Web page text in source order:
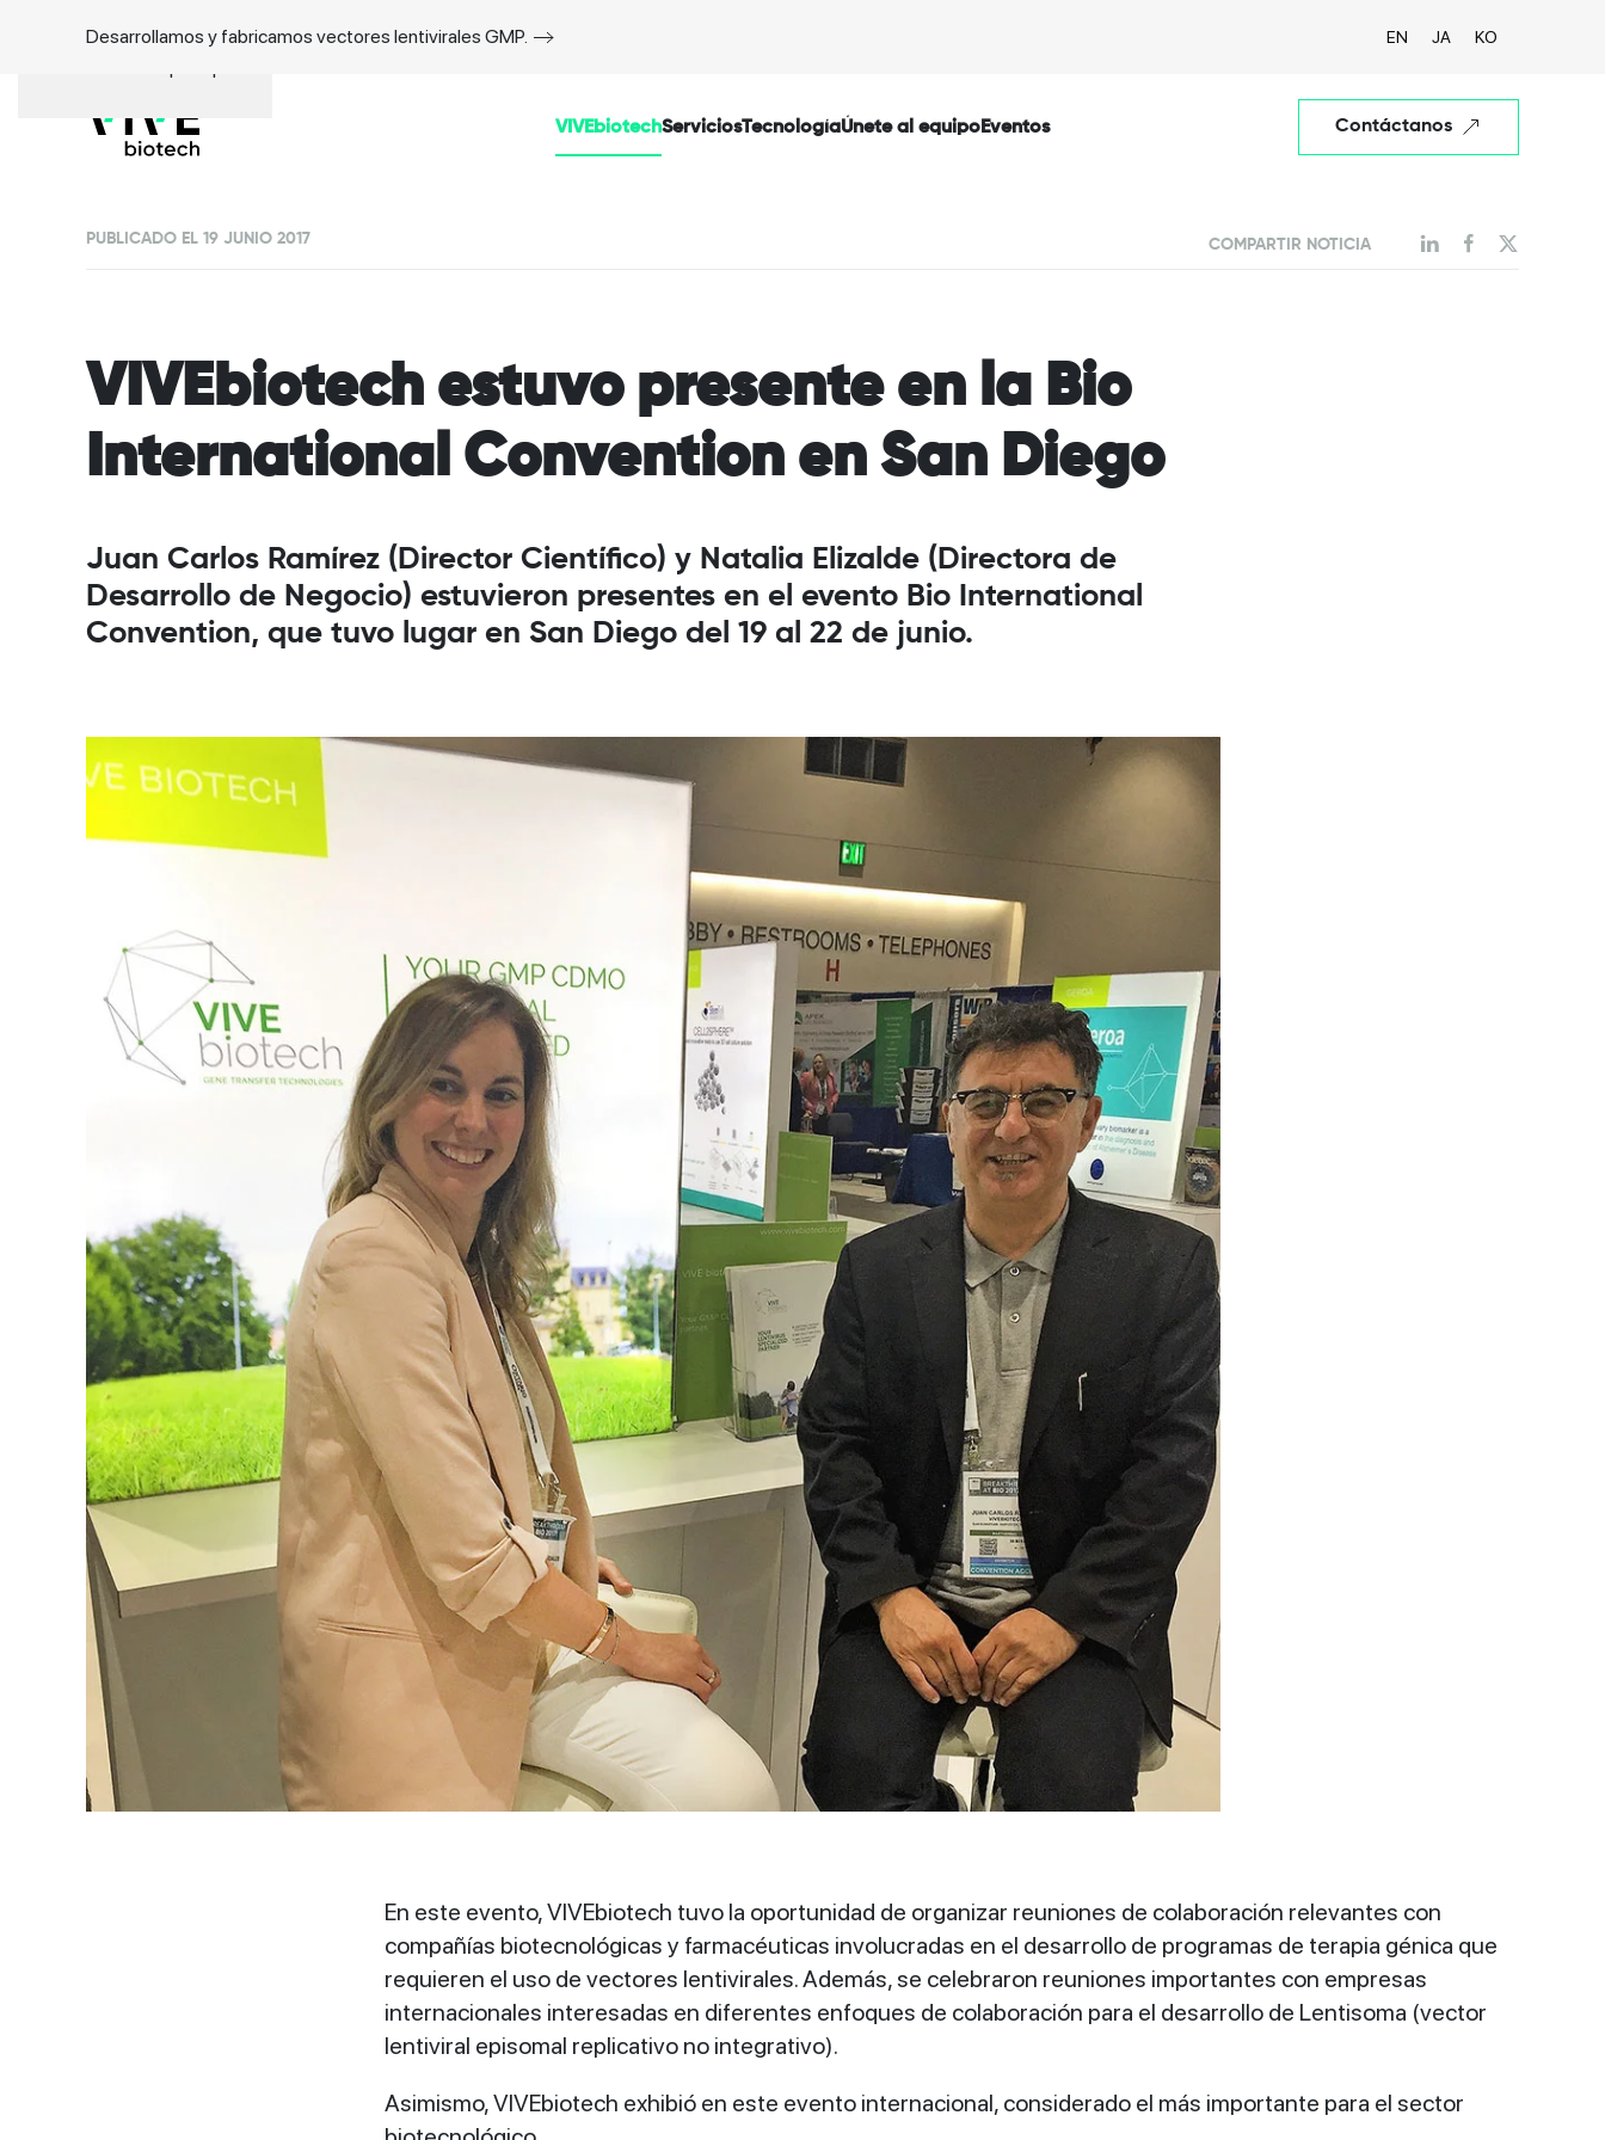
Desarrollamos y fabricamos vectores lentivirales GMP. EN JA KO
VIVEbiotechServiciosTecnologíaÚnete al equipo Eventos Contáctanos
PUBLICADO EL 19 JUNIO 2017 COMPARTIR NOTICIA
VIVEbiotech estuvo presente en la Bio
International Convention en San Diego
Juan Carlos Ramírez (Director Científico) y Natalia Elizalde (Directora de
Desarrollo de Negocio) estuvieron presentes en el evento Bio International
Convention, que tuvo lugar en San Diego del 19 al 22 de junio.
En este evento, VIVEbiotech tuvo la oportunidad de organizar reuniones de colaboración relevantes con
compañías biotecnológicas y farmacéuticas involucradas en el desarrollo de programas de terapia génica que
requieren el uso de vectores lentivirales. Además, se celebraron reuniones importantes con empresas
internacionales interesadas en diferentes enfoques de colaboración para el desarrollo de Lentisoma (vector
lentiviral episomal replicativo no integrativo).
Asimismo, VIVEbiotech exhibió en este evento internacional, considerado el más importante para el sector